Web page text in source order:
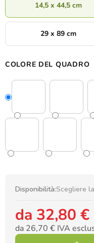
14,5 x 44,5 cm
29 x 89 cm
COLORE DEL QUADRO
Disponibilità:Scegliere
da 32,80 €
da 26,70 € IVA